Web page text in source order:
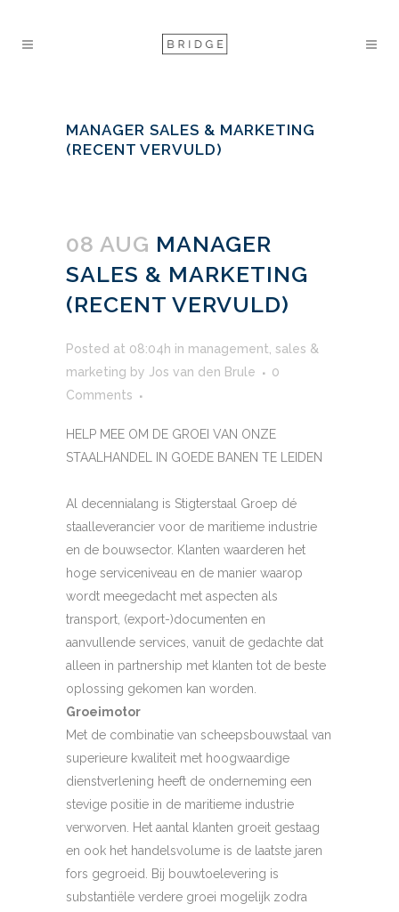
MANAGER SALES & MARKETING
(RECENT VERVULD)
08 AUG MANAGER
SALES & MARKETING
(RECENT VERVULD)
Posted at 08:04h in management sales &
marketing by Jos van den Brule
0
Comments
HELP MEE OM DE GROEI VAN ONZE
STAALHANDEL IN GOEDE BANEN TE LEIDEN
Al decennialang is Stigterstaal Groep dé
staalleverancier voor de maritieme industrie
en de bouwsector. Klanten waarderen het
hoge serviceniveau en de manier waarop
wordt meegedacht met aspecten als
transport, (export-)documenten en
aanvullende services, vanuit de gedachte dat
alleen in partnership met klanten tot de beste
oplossing gekomen kan worden.
Groeimotor
Met de combinatie van scheepsbouwstaal van
superieure kwaliteit met hoogwaardige
dienstverlening heeft de onderneming een
stevige positie in de maritieme industrie
verworven. Het aantal klanten groeit gestaag
en ook het handelsvolume is de laatste jaren
fors gegroeid. Bij bouwtoelevering is
substantiële verdere groei mogelijk zodra